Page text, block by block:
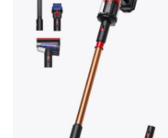
Hydrovac
Nass-/Trockensauger navy
blue
Grobstaubsauger, Beutellos, 170W,
82 dB
114,98 €
9+ Shops